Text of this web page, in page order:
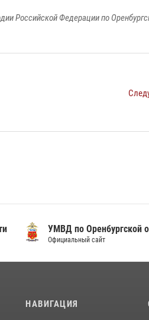
Российской Федерации по
УМВД по Оренбургской
Официальный сайт
НАВИГАЦИЯ